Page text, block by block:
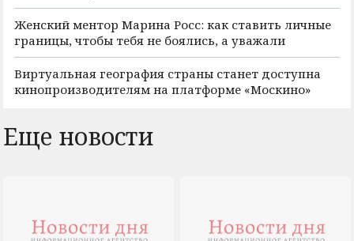
Женский ментор Марина Росс: как ставить личные
границы, чтобы тебя не боялись, а уважали
Виртуальная география страны станет доступна
кинопроизводителям на платформе «Москино»
Еще новости